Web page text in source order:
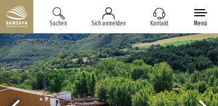
Suchen Sich anmelden Kontakt Menü